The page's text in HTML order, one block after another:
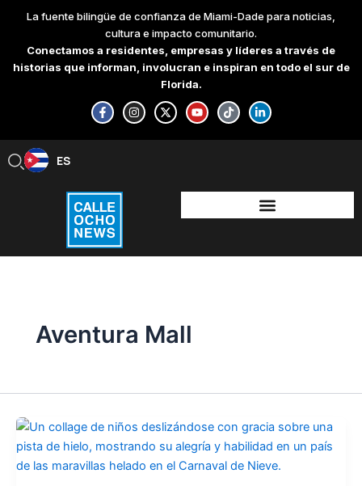
content
La fuente bilingüe de confianza de Miami-Dade para noticias,
cultura e impacto comunitario.
Conectamos a residentes, empresas y líderes a través de
historias que informan, involucran e inspiran en todo el sur de
Florida.
F
a
c
e
-
f
I
n
s
t
X
-
t
w
Y
o
u
t
T
i
k
t
L
i
n
k
-
i
n
ES
EN
Aventura Mall